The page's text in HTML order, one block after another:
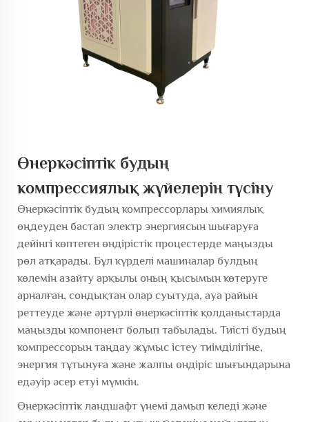
Өнеркәсіптік будың
компрессиялық жүйелерін түсіну
Өнеркәсіптік будың компрессорлары химиялық
өңдеуден бастап электр энергиясын шығаруға
дейінгі көптеген өндірістік процестерде маңызды
рөл атқарады. Бұл күрделі машиналар булдың
көлемін азайту арқылы оның қысымын көтеруге
арналған, сондықтан олар суытуда, ауа райын
реттеуде және әртүрлі өнеркәсіптік қолданыстарда
маңызды компонент болып табылады. Тиісті будың
компрессорын таңдау жұмыс істеу тиімділігіне,
энергия тұтынуға және жалпы өндіріс шығындарына
едәуір әсер етуі мүмкін.
Өнеркәсіптік ландшафт үнемі дамып келеді және